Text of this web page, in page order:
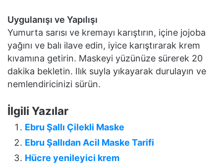
Uygulanışı ve Yapılışı
Yumurta sarısı ve kremayı karıştırın, içine jojoba
yağını ve balı ilave edin, iyice karıştırarak krem
kıvamına getirin. Maskeyi yüzünüze sürerek 20
dakika bekletin. Ilık suyla yıkayarak durulayın ve
nemlendiricinizi sürün.
İlgili Yazılar
Ebru Şallı Çilekli Maske
Ebru Şallıdan Acil Maske Tarifi
Hücre yenileyici krem